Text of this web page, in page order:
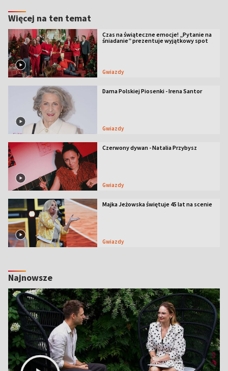
Więcej na ten temat
Czas na świąteczne emocje! „Pytanie na
śniadanie” prezentuje wyjątkowy spot
Gwiazdy
Dama Polskiej Piosenki - Irena Santor
Gwiazdy
Czerwony dywan - Natalia Przybysz
Gwiazdy
Majka Jeżowska świętuje 45 lat na scenie
Gwiazdy
Najnowsze